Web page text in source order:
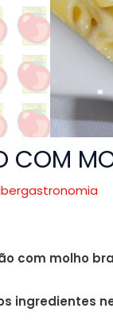
COM
com molho
ingredientes